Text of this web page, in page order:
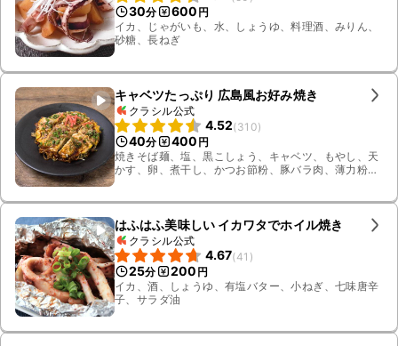
30分 600 円
イカ、じゃがいも、水、しょうゆ、料理酒、みりん、
砂糖、長ねぎ
キャベツたっぷり 広島風お好み焼き
クラシル公式
4.52(310)
40分 400 円
焼きそば麺、塩、黒こしょう、キャベツ、もやし、天
かす、卵、煮干し、かつお節粉、豚バラ肉、薄力粉、
はふはふ美味しい イカワタでホイル焼き
クラシル公式
4.67(41 )
25分 200 円
イカ、酒、しょうゆ、有塩バター、小ねぎ、七味唐辛
子、サラダ油